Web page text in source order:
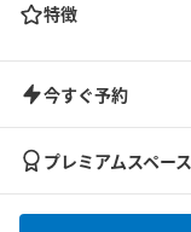
特徴
今すぐ予約
プレミアムスペース